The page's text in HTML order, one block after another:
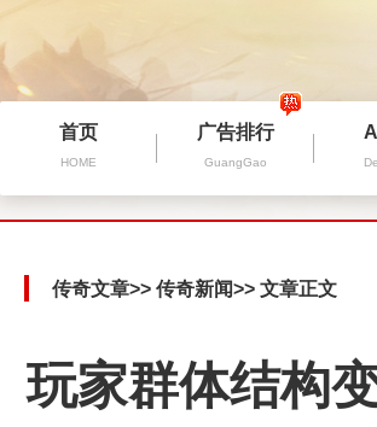
首页
HOME
广告排行
GuangGao
传奇文章>> 传奇新闻>> 文章正文
玩家群体结构